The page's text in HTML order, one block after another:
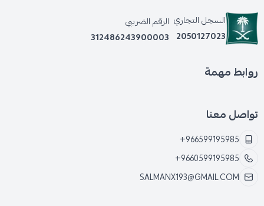
السجل التجاري
2050127023
الرقم الضريبي
312486243900003
روابط مهمة
تواصل معنا
+966599195985
+9660599195985
SALMANX193@GMAIL.COM